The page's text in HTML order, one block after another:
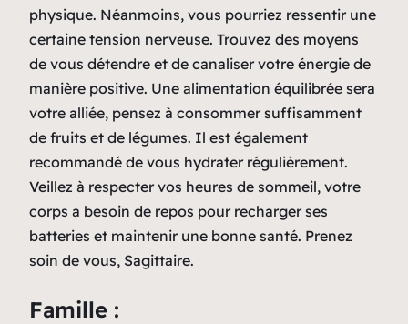
physique. Néanmoins, vous pourriez ressentir une
certaine tension nerveuse. Trouvez des moyens
de vous détendre et de canaliser votre énergie de
manière positive. Une alimentation équilibrée sera
votre alliée, pensez à consommer suffisamment
de fruits et de légumes. Il est également
recommandé de vous hydrater régulièrement.
Veillez à respecter vos heures de sommeil, votre
corps a besoin de repos pour recharger ses
batteries et maintenir une bonne santé. Prenez
soin de vous, Sagittaire.
Famille :